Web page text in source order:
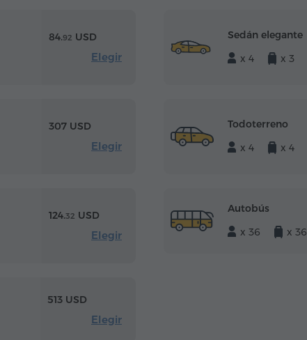
84.92 USD
Elegir
Sedán elegante
x 4
x 3
307 USD
Elegir
Todoterreno
x 4
x 4
124.32 USD
Elegir
Autobús
x 36
x 36
513 USD
Elegir